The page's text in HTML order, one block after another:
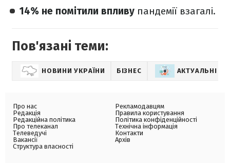
14% не помітили впливу пандемії взагалі.
Пов'язані теми:
НОВИНИ УКРАЇНИ БІЗНЕС АКТУАЛЬНІ
Про нас
Редакція
Редакційна політика
Про телеканал
Телеведучі
Вакансії
Структура власності
Рекламодавцям
Правила користування
Політика конфіденційності
Технічна інформація
Контакти
Архів